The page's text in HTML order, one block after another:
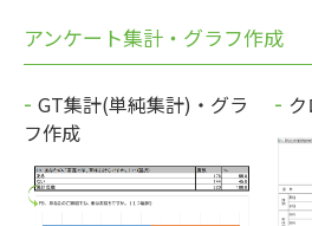
アンケート集計・グラフ作成
GT集計(単純集計)・グラ
フ作成